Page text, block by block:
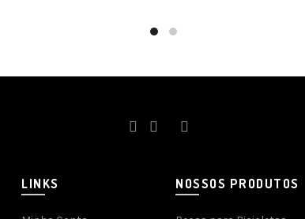
LINKS NOSSOS PRODUTOS